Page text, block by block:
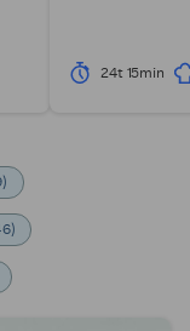
24t 15min
)
)